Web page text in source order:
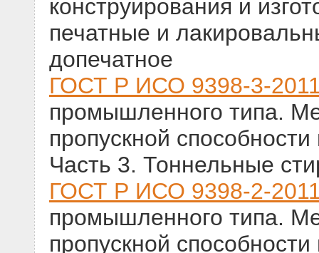
конструирования и
печатные и
допечатное
ГОСТ Р ИСО 9398-3-
промышленного типа.
пропускной
Часть 3. Тоннельные
ГОСТ Р ИСО 9398-2-
промышленного типа.
пропускной